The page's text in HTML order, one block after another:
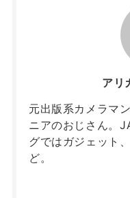
アリ
元出版系カメラマ
ニアのおじさん。
グではガジェット
ど。